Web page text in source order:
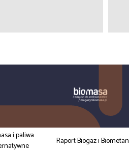
i paliwa
Raport Biogaz i Biometan